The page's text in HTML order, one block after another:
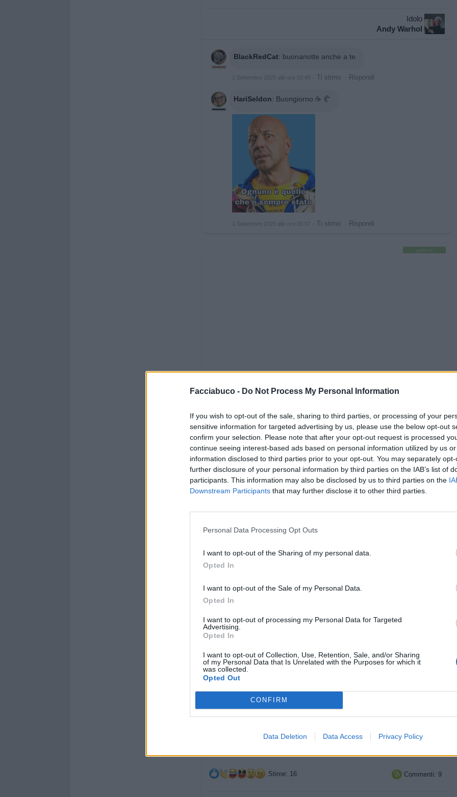
Facciabuco - Do Not Process My Personal Information
If you wish to opt-out of the sale, sharing to third parties, or processing of your
sensitive information for targeted advertising by us, please use the below opt-out
confirm your selection. Please note that after your opt-out request is processed
continue seeing interest-based ads based on personal information utilized by us
information disclosed to third parties prior to your opt-out. You may separately
further disclosure of your personal information by third parties on the IAB’s list of
participants. This information may also be disclosed by us to third parties on the
Downstream Participants that may further disclose it to other third parties.
Personal Data Processing Opt Outs
I want to opt-out of the Sharing of my personal data.
Opted In
I want to opt-out of the Sale of my Personal Data.
Opted In
I want to opt-out of processing my Personal Data for Targeted
Advertising.
Opted In
I want to opt-out of Collection, Use, Retention, Sale, and/or Sharing
of my Personal Data that Is Unrelated with the Purposes for which it
was collected.
Opted Out
CONFIRM
Data Deletion Data Access Privacy Policy
Idolo
Andy Warhol
BlackRedCat: buonanotte anche a te
1 Settembre 2025 alle ore 02:48 Ti stimo Rispondi
HariSeldon: Buongiorno ☕️ 🥐
1 Settembre 2025 alle ore 05:07 Ti stimo Rispondi
pubblicità
Chiacchiera
hamilton89 livello 13
14 Agosto 2025- 4.128 visualizzazioni
Stime: 16  Commenti: 9